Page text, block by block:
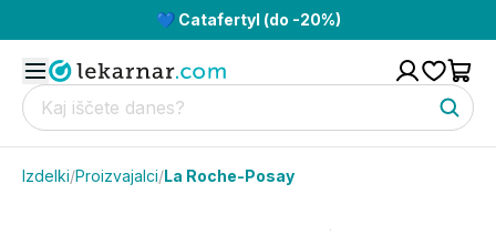
💙 Catafertyl (do -20%)
Izdelki/Proizvajalci/La Roche-Posay